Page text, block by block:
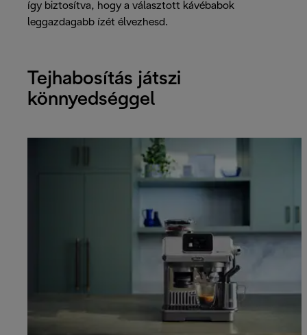
így biztosítva, hogy a választott kávébabok
leggazdagabb ízét élvezhesd.
Tejhabosítás játszi
könnyedséggel